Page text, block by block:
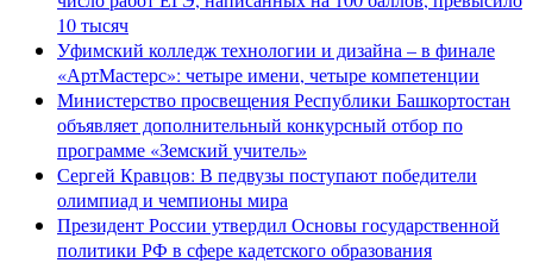
10 тысяч
Уфимский колледж технологии и дизайна – в финале
«АртМастерс»: четыре имени, четыре компетенции
Министерство просвещения Республики Башкортостан
объявляет дополнительный конкурсный отбор по
программе «Земский учитель»
Сергей Кравцов: В педвузы поступают победители
олимпиад и чемпионы мира
Президент России утвердил Основы государственной
политики РФ в сфере кадетского образования